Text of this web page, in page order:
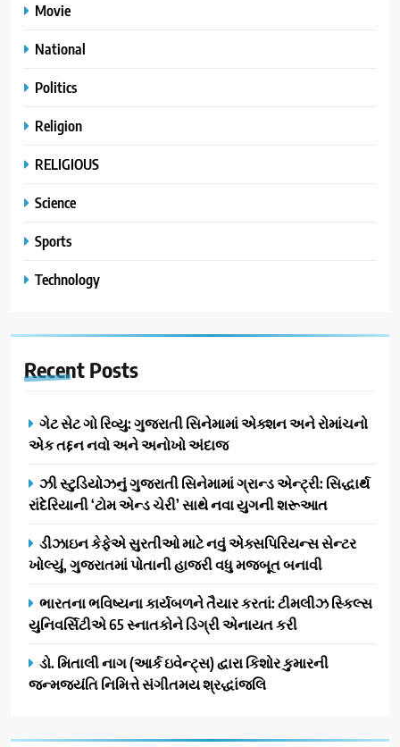
Movie
National
Politics
Religion
RELIGIOUS
Science
Sports
Technology
Recent Posts
ગેટ સેટ ગો રિવ્યુ: ગુજરાતી સિનેમામાં એક્શન અને રોમાંચનો
એક તદ્દન નવો અને અનોખો અંદાજ
ઝી સ્ટુડિયોઝનું ગુજરાતી સિનેમામાં ગ્રાન્ડ એન્ટ્રી: સિદ્ધાર્થ
રાંદેરિયાની ‘ટોમ એન્ડ ચેરી’ સાથે નવા યુગની શરૂઆત
ડીઝાઇન કેફેએ સુરતીઓ માટે નવું એક્સપિરિયન્સ સેન્ટર
ખોલ્યું, ગુજરાતમાં પોતાની હાજરી વધુ મજબૂત બનાવી
ભારતના ભવિષ્યના કાર્યબળને તૈયાર કરતાં: ટીમલીઝ સ્કિલ્સ
યુનિવર્સિટીએ 65 સ્નાતકોને ડિગ્રી એનાયત કરી
ડો. મિતાલી નાગ (આર્ક ઇવેન્ટ્સ) દ્વારા કિશોર કુમારની
જન્મજયંતિ નિમિત્તે સંગીતમય શ્રદ્ધાંજલિ